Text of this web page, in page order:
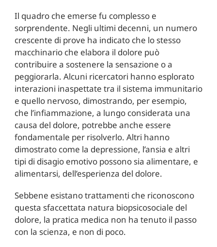
Il quadro che emerse fu complesso e
sorprendente. Negli ultimi decenni, un numero
crescente di prove ha indicato che lo stesso
macchinario che elabora il dolore può
contribuire a sostenere la sensazione o a
peggiorarla. Alcuni ricercatori hanno esplorato
interazioni inaspettate tra il sistema immunitario
e quello nervoso, dimostrando, per esempio,
che l’infiammazione, a lungo considerata una
causa del dolore, potrebbe anche essere
fondamentale per risolverlo. Altri hanno
dimostrato come la depressione, l’ansia e altri
tipi di disagio emotivo possono sia alimentare, e
alimentarsi, dell’esperienza del dolore.
Sebbene esistano trattamenti che riconoscono
questa sfaccettata natura biopsicosociale del
dolore, la pratica medica non ha tenuto il passo
con la scienza, e non di poco.